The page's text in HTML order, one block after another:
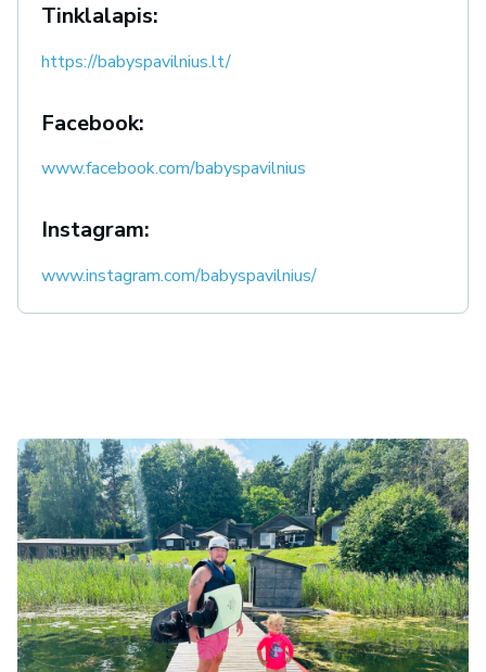
Tinklalapis:
https://babyspavilnius.lt/
Facebook:
www.facebook.com/babyspavilnius
Instagram:
www.instagram.com/babyspavilnius/